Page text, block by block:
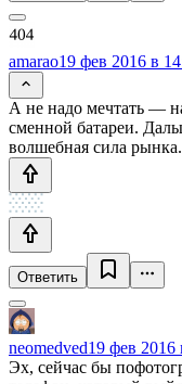
amarao19 фев 2016 в
А не надо мечтать —
сменной батареи.
волшебная сила рынка.
Ответить
neomedved19 фев 2016
Эх, сейчас бы